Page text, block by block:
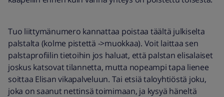
Tuo liittymänumero kannattaa poistaa täältä julkiselta
palstalta (kolme pistettä ->muokkaa). Voit laittaa sen
palstaprofiilin tietoihin jos haluat, että palstan elisalaiset
joskus katsovat tilannetta, mutta nopeampi tapa lienee
soittaa Elisan vikapalveluun. Tai etsiä taloyhtiöstä joku,
joka on saanut nettinsä toimimaan, ja kysyä häneltä